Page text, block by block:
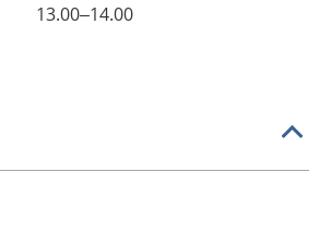
13.00–14.00